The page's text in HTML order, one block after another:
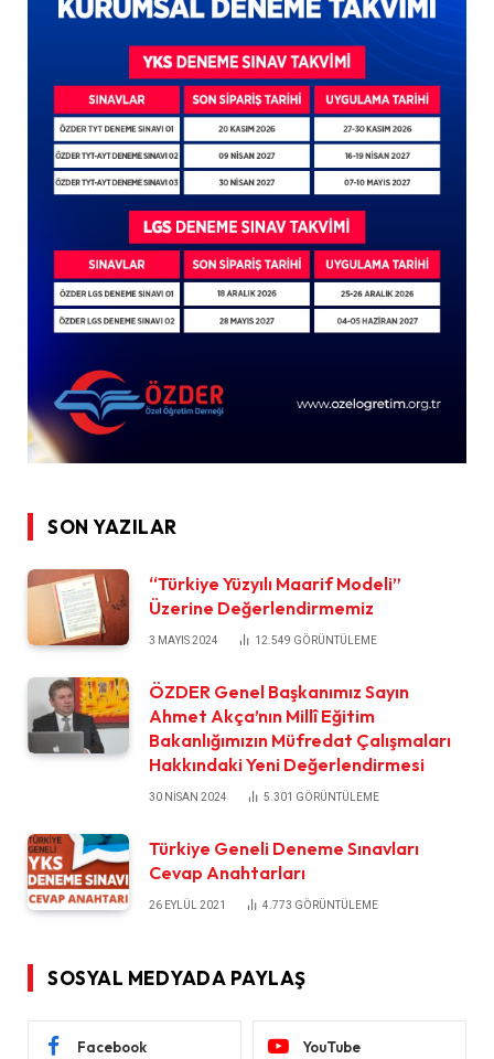
SON YAZILAR
“Türkiye Yüzyılı Maarif Modeli”
Üzerine Değerlendirmemiz
3 MAYIS 2024 12.549 GÖRÜNTÜLEME
ÖZDER Genel Başkanımız Sayın
Ahmet Akça’nın Millî Eğitim
Bakanlığımızın Müfredat Çalışmaları
Hakkındaki Yeni Değerlendirmesi
30 NISAN 2024 5.301 GÖRÜNTÜLEME
Türkiye Geneli Deneme Sınavları
Cevap Anahtarları
26 EYLÜL 2021 4.773 GÖRÜNTÜLEME
SOSYAL MEDYADA PAYLAŞ
Facebook YouTube